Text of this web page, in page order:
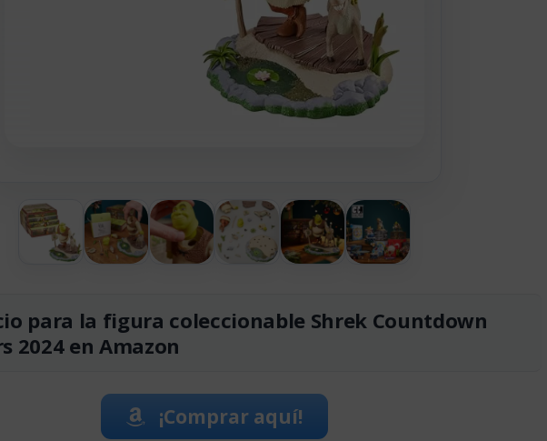
para la figura coleccionable Shrek Countdown
2024 en Amazon
¡Comprar aquí!